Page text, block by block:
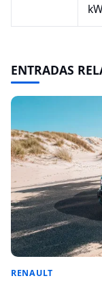
ENTRADAS
RENAULT